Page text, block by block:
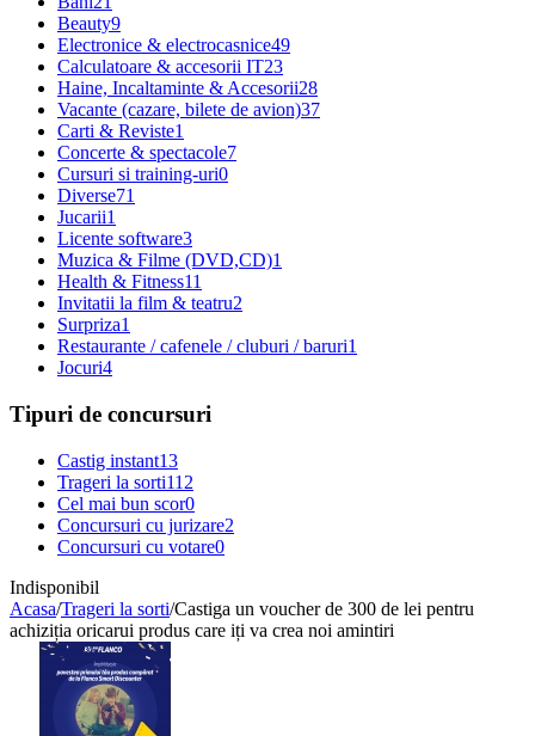
Beauty9
Electronice & electrocasnice49
Calculatoare & accesorii IT23
Haine, Incaltaminte & Accesorii28
Vacante (cazare, bilete de avion)37
Carti & Reviste1
Concerte & spectacole7
Cursuri si training-uri0
Diverse71
Jucarii1
Licente software3
Muzica & Filme (DVD,CD)1
Health & Fitness11
Invitatii la film & teatru2
Surpriza1
Restaurante / cafenele / cluburi / baruri1
Jocuri4
Tipuri de concursuri
Castig instant13
Trageri la sorti112
Cel mai bun scor0
Concursuri cu jurizare2
Concursuri cu votare0
Indisponibil
Acasa/Trageri la sorti/Castiga un voucher de 300 de lei pentru
achiziția oricarui produs care iți va crea noi amintiri